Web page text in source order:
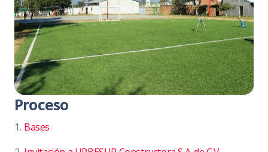
Proceso
1. Bases